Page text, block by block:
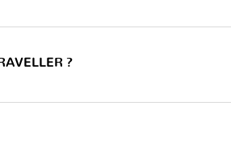
?